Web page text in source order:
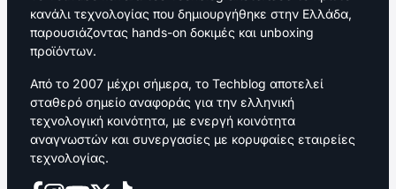
κανάλι τεχνολογίας που δημιουργήθηκε στην Ελλάδα,
παρουσιάζοντας hands-on δοκιμές και unboxing
προϊόντων.
Από το 2007 μέχρι σήμερα, το Techblog αποτελεί
σταθερό σημείο αναφοράς για την ελληνική
τεχνολογική κοινότητα, με ενεργή κοινότητα
αναγνωστών και συνεργασίες με κορυφαίες εταιρείες
τεχνολογίας.